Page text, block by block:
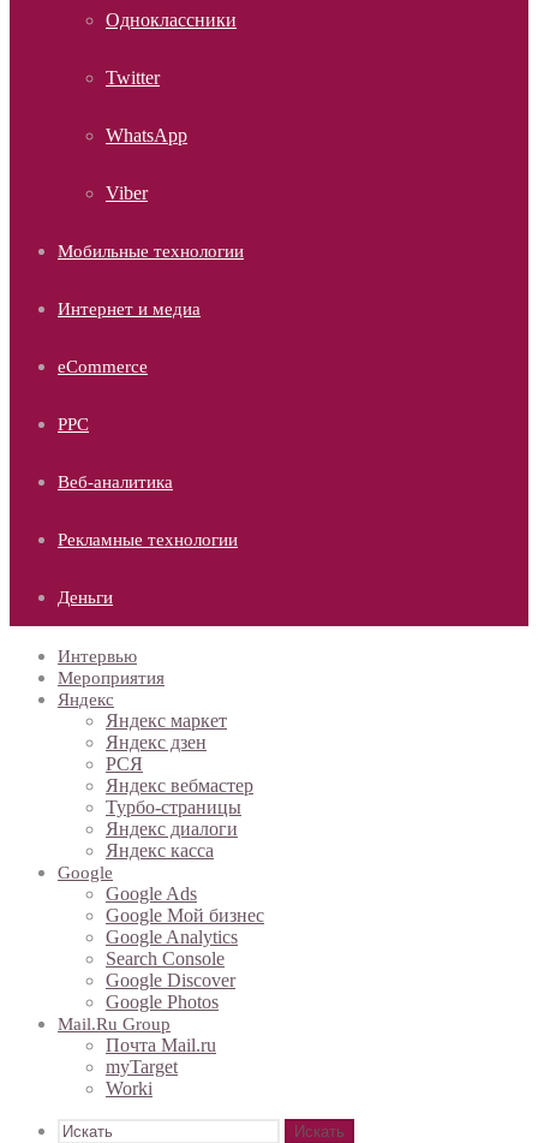
Одноклассники
Twitter
WhatsApp
Viber
Мобильные технологии
Интернет и медиа
eCommerce
PPC
Веб-аналитика
Рекламные технологии
Деньги
Интервью
Мероприятия
Яндекс
Яндекс маркет
Яндекс дзен
РСЯ
Яндекс вебмастер
Турбо-страницы
Яндекс диалоги
Яндекс касса
Google
Google Ads
Google Мой бизнес
Google Analytics
Search Console
Google Discover
Google Photos
Mail.ru Group
Почта Mail.ru
myTarget
Worki
Искать